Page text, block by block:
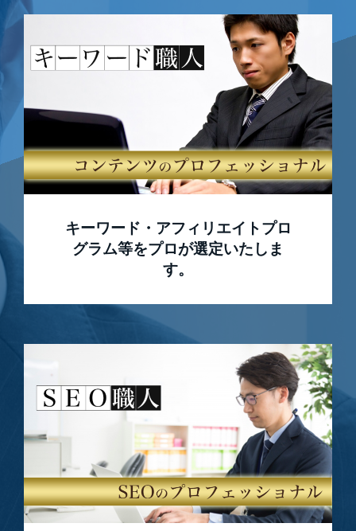
キーワード・アフィリエイトプロ
グラム等をプロが選定いたしま
す。